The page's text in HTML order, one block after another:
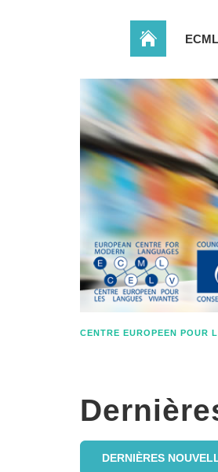
ACCUEIL
CENTRE EUROPEEN POUR
DERNIÈRES